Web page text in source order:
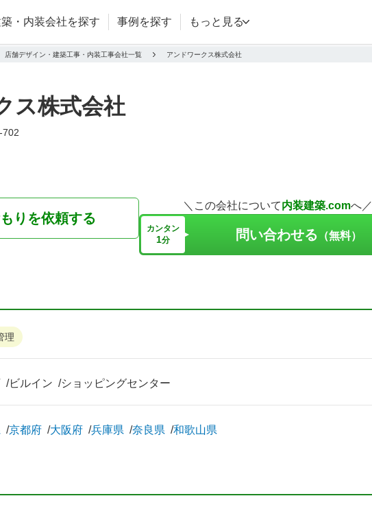
・内装会社を探す 事例を探す もっと見る
店舗デザイン・建築工事・内装工事会社一覧 アンドワークス株式会社
ス株式会社
702
りを依頼する
＼この会社について内装建築.comへ／
カンタン
1分 問い合わせる （無料）
理
ビルイン ショッピングセンター
京都府 大阪府 兵庫県 奈良県 和歌山県